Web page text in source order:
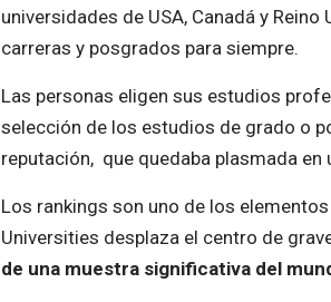
universidades de USA, Canadá y
carreras y posgrados para siempre.
Las personas eligen sus estudios
selección de los estudios de grado o
reputación, que quedaba plasmada
Los rankings son uno de los
Universities desplaza el centro de
de una muestra significativa del